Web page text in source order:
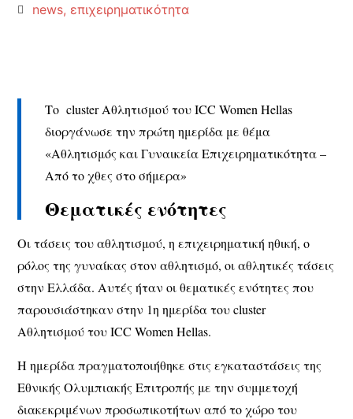
news, επιχειρηματικότητα
Το cluster Αθλητισμού του ICC Women Hellas
διοργάνωσε την πρώτη ημερίδα με θέμα
«Αθλητισμός και Γυναικεία Επιχειρηματικότητα –
Από το χθες στο σήμερα»
Θεματικές ενότητες
Οι τάσεις του αθλητισμού, η επιχειρηματική ηθική, ο
ρόλος της γυναίκας στον αθλητισμό, οι αθλητικές τάσεις
στην Ελλάδα. Αυτές ήταν οι θεματικές ενότητες που
παρουσιάστηκαν στην 1η ημερίδα του cluster
Αθλητισμού του ICC Women Hellas.
Η ημερίδα πραγματοποιήθηκε στις εγκαταστάσεις της
Εθνικής Ολυμπιακής Επιτροπής με την συμμετοχή
διακεκριμένων προσωπικοτήτων από το χώρο του